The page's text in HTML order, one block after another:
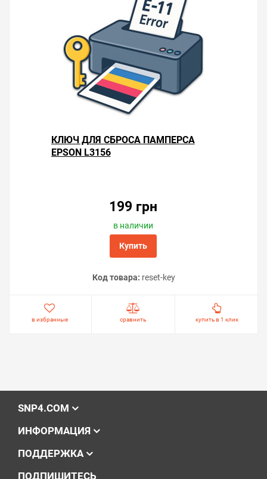
КЛЮЧ ДЛЯ СБРОСА ПАМПЕРСА
EPSON L3156
199 грн
в наличии
Купить
Код товара: reset-key
в избранные сравнить купить в 1 клик
SNP4.COM
ИНФОРМАЦИЯ
ПОДДЕРЖКА
ПОДПИШИТЕСЬ